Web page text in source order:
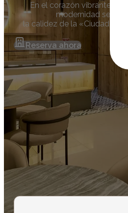
En el corazón vibrante de
modernidad se
la calidez de la «Ciudad de
Reserva ahora